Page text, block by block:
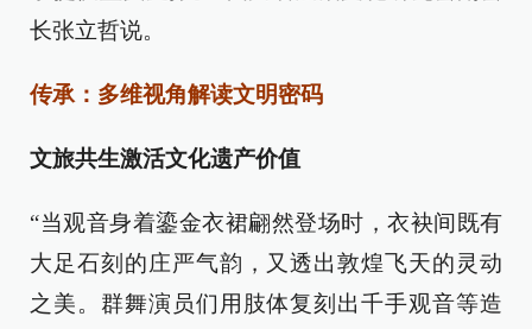
长张立哲说。
传承：多维视角解读文明密码
文旅共生激活文化遗产价值
“当观音身着鎏金衣裙翩然登场时，衣袂间既有
大足石刻的庄严气韵，又透出敦煌飞天的灵动
之美。群舞演员们用肢体复刻出千手观音等造